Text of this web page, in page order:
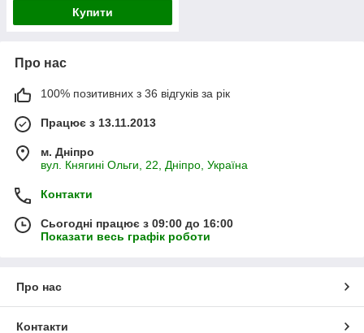
Купити
Про нас
100% позитивних з 36 відгуків за рік
Працює з 13.11.2013
м. Дніпро
вул. Княгині Ольги, 22, Дніпро, Україна
Контакти
Сьогодні працює з 09:00 до 16:00
Показати весь графік роботи
Про нас
Контакти